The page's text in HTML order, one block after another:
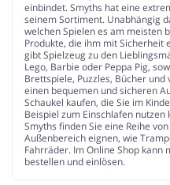
einbindet. Smyths hat eine
seinem Sortiment. Unabhängig
welchen Spielen es am meisten
Produkte, die ihm mit Sicherheit
gibt Spielzeug zu den
Lego, Barbie oder Peppa Pig,
Brettspiele, Puzzles, Bücher
einen bequemen und sicheren
Schaukel kaufen, die Sie im
Beispiel zum Einschlafen
Smyths finden Sie eine Reihe
Außenbereich eignen, wie
Fahrräder. Im Online Shop kann
bestellen und einlösen.